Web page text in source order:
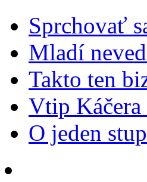
Sprchovať
Mladí
Takto ten
Vtip Káčera
O jeden